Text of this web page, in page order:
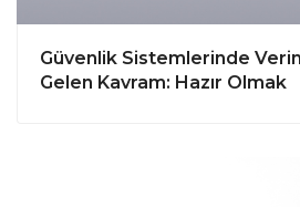
Güvenlik Sistemlerinde
Gelen Kavram: Hazır Olmak